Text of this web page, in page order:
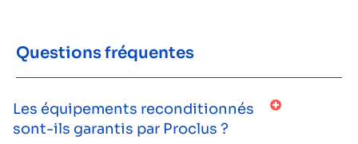
Questions fréquentes
Les équipements reconditionnés
sont-ils garantis par Proclus ?